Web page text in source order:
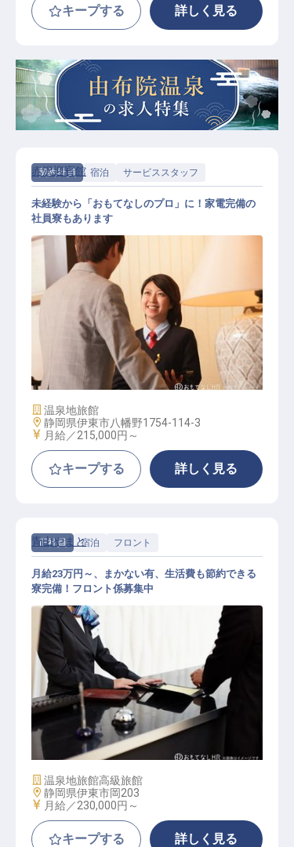
キープする 詳しく見る
契約社員 宿泊 サービススタッフ
赤沢迎賓館サービススタッフ
赤沢迎賓館
未経験から「おもてなしのプロ」に！家電完備の
社員寮もあります
施設業態
温泉地旅館
勤務地
静岡県伊東市八幡野1754-114-3
給与
月給／215,000円～
キープする 詳しく見る
正社員 宿泊 フロント
フロント / 正社員
青山やまと
月給23万円～、まかない有、生活費も節約できる
寮完備！フロント係募集中
施設業態
温泉地旅館高級旅館
勤務地
静岡県伊東市岡203
給与
月給／230,000円～
キープする 詳しく見る